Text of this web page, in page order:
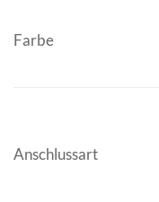
Farbe
Anschlussart